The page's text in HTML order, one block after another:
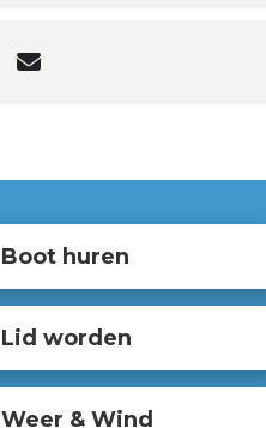
Boot huren
Lid worden
Weer & Wind